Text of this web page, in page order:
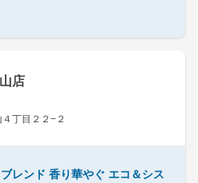
店
丁目２２−２
レンド 香り華やぐ エコ＆シス